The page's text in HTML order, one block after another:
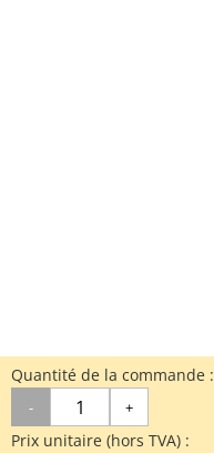
Quantité de la commande :
- +
Prix unitaire (hors TVA) :